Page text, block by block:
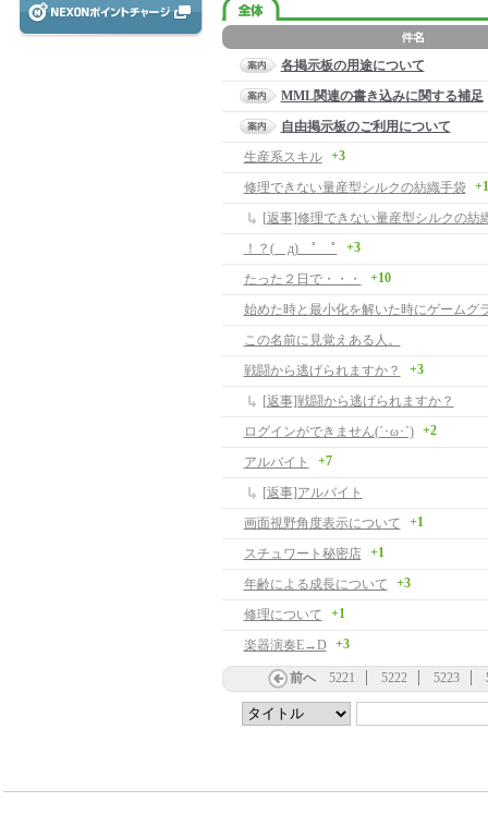
各掲示板の用途について
MML関連の書き込みに関する補足
自由掲示板のご利用について
生産系スキル
+3
修理できない量産型シルクの紡織手袋 +1
[返事]修理できない量産型シルクの紡
！？( д) ﾟ ﾟ
+3
たった２日で・・・ +10
この名前に見覚えある人。
戦闘から逃げられますか？
+3
[返事]戦闘から逃げられますか？
ログインができません(´･ω･`)
+2
アルバイト +7
[返事]アルバイト
画面視野角度表示について
+1
スチュワート秘密店 +1
年齢による成長について +3
修理について +1
楽器演奏E→D +3
前へ 5221 5222 5223